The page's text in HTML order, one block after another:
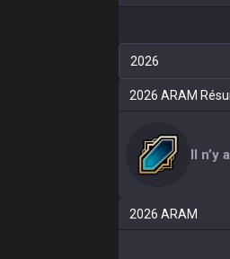
2026
2026 ARAM
Il n’y
2026 ARAM